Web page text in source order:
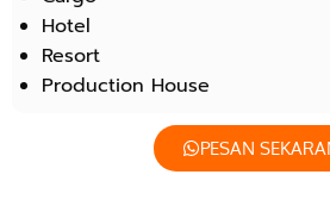
Hotel
Resort
Production House
PESAN